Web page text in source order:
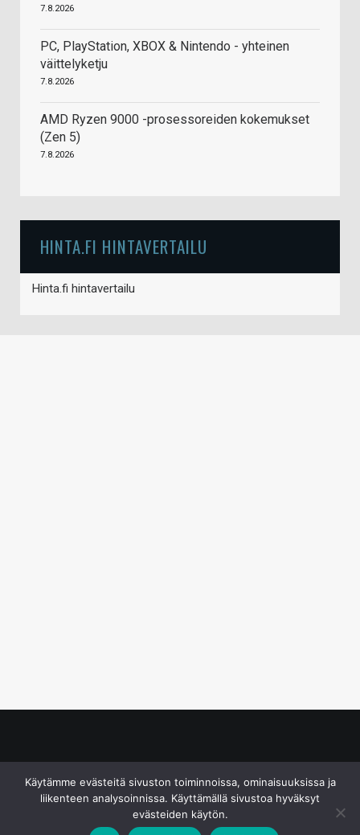
7.8.2026
PC, PlayStation, XBOX & Nintendo - yhteinen
väittelyketju
7.8.2026
AMD Ryzen 9000 -prosessoreiden kokemukset
(Zen 5)
7.8.2026
HINTA.FI HINTAVERTAILU
Hinta.fi hintavertailu
Käytämme evästeitä sivuston toiminnoissa, ominaisuuksissa ja
liikenteen analysoinnissa. Käyttämällä sivustoa hyväksyt
evästeiden käytön.